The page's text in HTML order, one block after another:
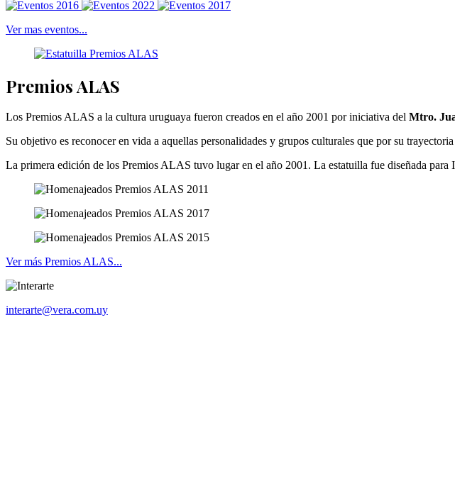
Ver mas eventos...
Premios ALAS
Los Premios ALAS a la cultura uruguaya fueron creados en el año 2001 por iniciativa del Mtro.
Su objetivo es reconocer en vida a aquellas personalidades y grupos culturales que por su
La primera edición de los Premios ALAS tuvo lugar en el año 2001. La estatuilla fue diseñada para
Ver más Premios ALAS...
interarte@vera.com.uy